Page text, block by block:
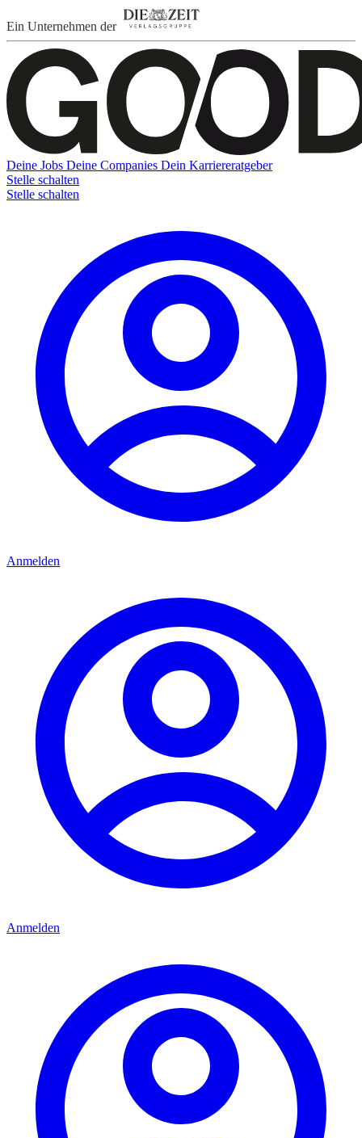
Ein Unternehmen der
Deine Jobs Deine Companies Dein Karriereratgeber
Stelle schalten
Stelle schalten
Anmelden
Anmelden